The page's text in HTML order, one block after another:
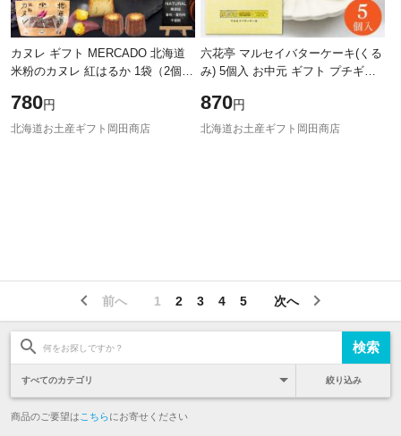
カヌレ ギフト MERCADO 北海道
米粉のカヌレ 紅はるか 1袋（2個
も グルテンフリー 無添加 スイー
ツ ギ
780円
北海道お土産ギフト岡田商店
六花亭 マルセイバターケーキ(くる
み) 5個入 お中元 ギフト プチギフ
菓子 誕生日 内祝い 退職 お祝い
870円
北海道お土産ギフト岡田商店
前へ 次へ
1 2 3 4 5
絞り込み
商品のご要望は こちらにお寄せください